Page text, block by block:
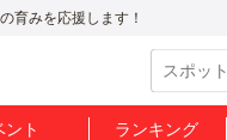
育みを応援します！
ント ランキング